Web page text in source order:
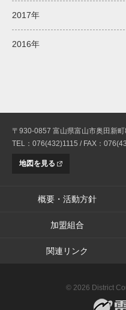
2017年
2016年
〒930-0857 富山県富山市奥田新
TEL：076(432)1115 / FAX：
地図を見る
概要・活動方針
加盟組合
関連リンク
© 2026 District